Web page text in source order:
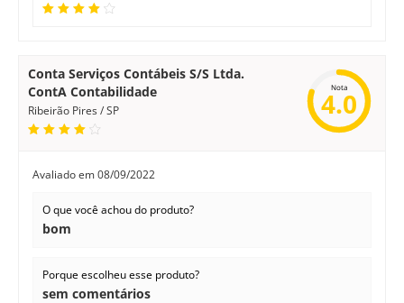
Conta Serviços Contábeis S/S Ltda.
ContA Contabilidade
Ribeirão Pires / SP
Nota
4.0
Avaliado em08/09/2022
O que você achou do produto?
bom
Porque escolheu esse produto?
sem comentários